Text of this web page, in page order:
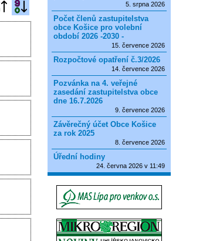
5. srpna 2026
Počet členů zastupitelstva
obce Košice pro volební
období 2026 -2030 -
15. července 2026
Rozpočtové opatření č.3/2026
14. července 2026
Pozvánka na 4. veřejné
zasedání zastupitelstva obce
dne 16.7.2026
9. července 2026
Závěrečný účet Obce Košice
za rok 2025
8. července 2026
Úřední hodiny
24. června 2026 v 11:49